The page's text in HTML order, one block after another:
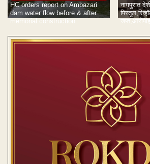
HC orders report on Ambazari
dam water flow before & after
memorial construction
नागपुरात